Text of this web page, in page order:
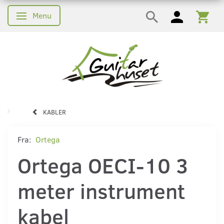
Skifte navigation
Menu
KABLER
Fra: Ortega
Ortega OECI-10 3
meter instrument
kabel